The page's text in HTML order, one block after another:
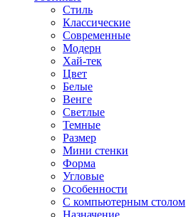
Стиль
Классические
Современные
Модерн
Хай-тек
Цвет
Белые
Венге
Светлые
Темные
Размер
Мини стенки
Форма
Угловые
Особенности
С компьютерным столом
Назначение